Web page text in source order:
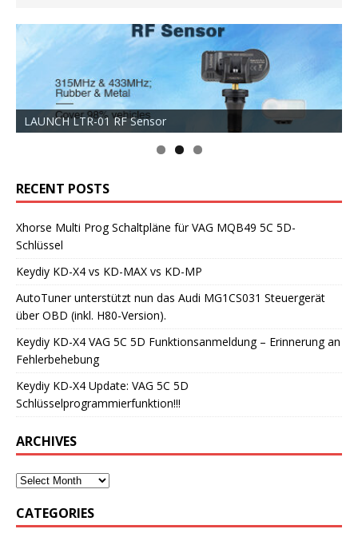
LAUNCH LTR-01 RF Sensor
RECENT POSTS
Xhorse Multi Prog Schaltpläne für VAG MQB49 5C 5D-
Schlüssel
Keydiy KD-X4 vs KD-MAX vs KD-MP
AutoTuner unterstützt nun das Audi MG1CS031 Steuergerät
über OBD (inkl. H80-Version).
Keydiy KD-X4 VAG 5C 5D Funktionsanmeldung – Erinnerung an
Fehlerbehebung
Keydiy KD-X4 Update: VAG 5C 5D
Schlüsselprogrammierfunktion!!!
ARCHIVES
CATEGORIES